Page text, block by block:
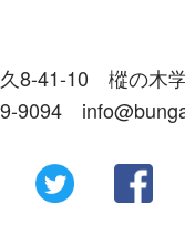
8-41-10 樅の木
9094